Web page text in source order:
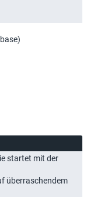
startet mit der
überraschendem